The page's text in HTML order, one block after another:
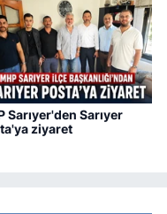
Sarıyer'den Sarıyer
ziyaret